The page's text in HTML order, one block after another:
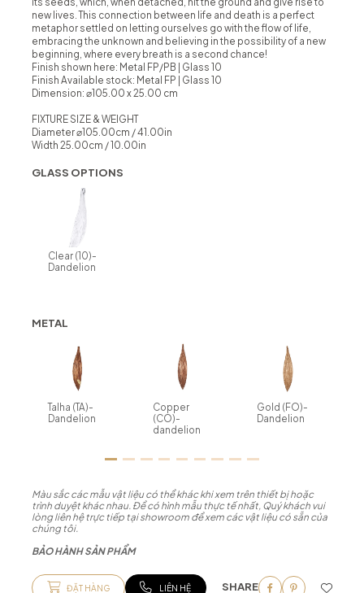
new lives. This connection between life and death is a perfect
metaphor settled on letting ourselves go with the flow of life,
embracing the unknown and believing in the possibility of a new
beginning, where every breath is a second chance!
Finish shown here: Metal FP/PB | Glass 10
Finish Available stock: Metal FP | Glass 10
Dimension: ⌀105.00 x 25.00 cm
FIXTURE SIZE & WEIGHT
Diameter ⌀105.00cm / 41.00in
Width 25.00cm / 10.00in
GLASS OPTIONS
Clear (10)-
Dandelion
METAL
Talha (TA)-
Dandelion
Copper
(CO)-
dandelion
Gold (FO)-
Dandelion
Màu sắc các mẫu vật liệu có thể khác khi xem trên thiết bị hoặc
trình duyệt khác nhau. Để có hình mẫu thực tế nhất, Quý khách vui
lòng liên hệ trực tiếp tại showroom để xem các vật liệu có sẵn của
chúng tôi.
BẢO HÀNH SẢN PHẨM
ĐẶT HÀNG LIÊN HỆ SHARE